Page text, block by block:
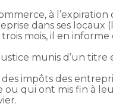
à
dans ses locaux
mois, il en
munis d’un
impôts des
qui ont mis fin à